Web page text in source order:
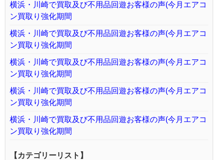
横浜・川崎で買取及び不用品回遊お客様の声(今月エアコ
ン買取り強化期間
横浜・川崎で買取及び不用品回遊お客様の声(今月エアコ
ン買取り強化期間
横浜・川崎で買取及び不用品回遊お客様の声(今月エアコ
ン買取り強化期間
横浜・川崎で買取及び不用品回遊お客様の声(今月エアコ
ン買取り強化期間
横浜・川崎で買取及び不用品回遊お客様の声(今月エアコ
ン買取り強化期間
【カテゴリーリスト】